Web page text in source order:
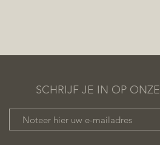
SCHRIJF JE IN OP